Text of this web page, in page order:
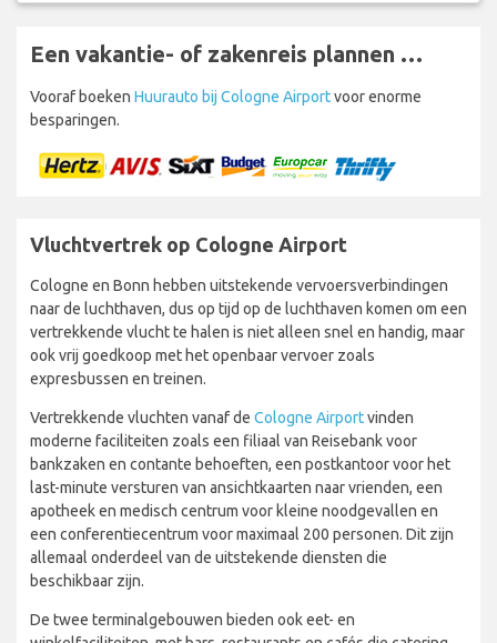
Een vakantie- of zakenreis plannen …
Vooraf boeken Huurauto bij Cologne Airportvoor enorme
besparingen.
Vluchtvertrek op Cologne Airport
Cologne en Bonn hebben uitstekende vervoersverbindingen
naar de luchthaven, dus op tijd op de luchthaven komen om een
vertrekkende vlucht te halen is niet alleen snel en handig, maar
ook vrij goedkoop met het openbaar vervoer zoals
expresbussen en treinen.
Vertrekkende vluchten vanaf de Cologne Airportvinden
moderne faciliteiten zoals een filiaal van Reisebank voor
bankzaken en contante behoeften, een postkantoor voor het
last-minute versturen van ansichtkaarten naar vrienden, een
apotheek en medisch centrum voor kleine noodgevallen en
een conferentiecentrum voor maximaal 200 personen. Dit zijn
allemaal onderdeel van de uitstekende diensten die
beschikbaar zijn.
De twee terminalgebouwen bieden ook eet- en